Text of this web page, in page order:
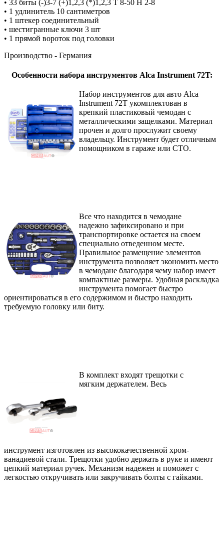
• 33 биты (-)3-7 (+)1,2,3 (*)1,2,3 T 8-50 H 2-8
• 1 удлинитель 10 сантиметров
• 1 штекер соединительный
• шестигранные ключи 3 шт
• 1 прямой вороток под головки
Производство - Германия
Особенности набора инструментов Alca Instrument 72T:
Набор инструментов для авто Alca
Instrument 72T укомплектован в
крепкий пластиковый чемодан с
металлическими защелками. Материал
прочен и долго прослужит своему
владельцу. Инструмент будет отличным
помощником в гараже или СТО.
Все что находится в чемодане
надежно зафиксировано и при
транспортировке остается на своем
специально отведенном месте.
Правильное размещение элементов
инструмента позволяет экономить место
в чемодане благодаря чему набор имеет
компактные размеры. Удобная раскладка
инструмента помогает быстро
ориентироваться в его содержимом и быстро находить
требуемую головку или биту.
В комплект входят трещотки с
мягким держателем. Весь
инструмент изготовлен из высококачественной хром-
ванадиевой стали. Трещотки удобно держать в руке и имеют
цепкий материал ручек. Механизм надежен и поможет с
легкостью откручивать или закручивать болты с гайками.